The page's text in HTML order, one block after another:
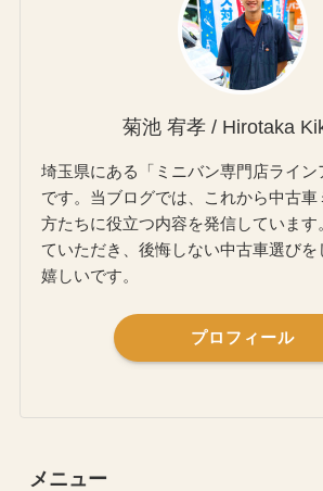
菊池 宥孝 / Hirotaka
埼玉県にある「ミニバン専門店ライ
です。当ブログでは、これから中古車
方たちに役立つ内容を発信しています
ていただき、後悔しない中古車選びを
嬉しいです。
プロフィール
メニュー